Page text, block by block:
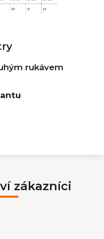
rukávem
zákazníci